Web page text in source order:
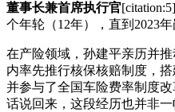
董事长兼首席执行官
个年轮（12年），直到2023年
在产险领域，孙建平亲历并
内率先推行核保核赔制度，
并参与了全国车险费率制度
话说回来，这段经历也并非